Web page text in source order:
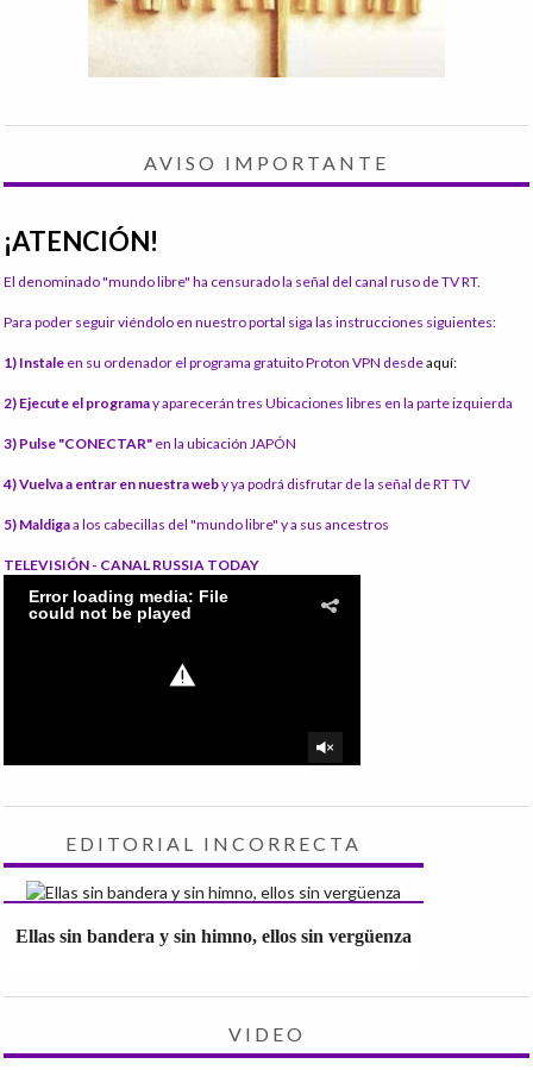
AVISO IMPORTANTE
¡ATENCIÓN!
El denominado "mundo libre" ha censurado la señal del canal ruso de TV RT.
Para poder seguir viéndolo en nuestro portal siga las instrucciones siguientes:
1) Instale en su ordenador el programa gratuito Proton VPN desdeaquí:
2) Ejecute el programay aparecerán tres Ubicaciones libres en la parte izquierda
3) Pulse "CONECTAR" en la ubicación JAPÓN
4) Vuelva a entrar en nuestra weby ya podrá disfrutar de la señal de RT TV
5) Maldigaa los cabecillas del "mundo libre" y a sus ancestros
TELEVISIÓN - CANAL RUSSIA TODAY
EDITORIAL INCORRECTA
Ellas sin bandera y sin himno, ellos sin vergüenza
VIDEO